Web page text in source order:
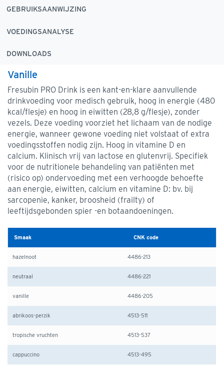
GEBRUIKSAANWIJZING
VOEDINGSANALYSE
DOWNLOADS
Vanille
Fresubin PRO Drink is een kant-en-klare aanvullende
drinkvoeding voor medisch gebruik, hoog in energie (480
kcal/flesje) en hoog in eiwitten (28,8 g/flesje), zonder
vezels. Deze voeding voorziet het lichaam van de nodige
energie, wanneer gewone voeding niet volstaat of extra
voedingsstoffen nodig zijn. Hoog in vitamine D en
calcium. Klinisch vrij van lactose en glutenvrij. Specifiek
voor de nutritionele behandeling van patiënten met
(risico op) ondervoeding met een verhoogde behoefte
aan energie, eiwitten, calcium en vitamine D: bv. bij
sarcopenie, kanker, broosheid (frailty) of
leeftijdsgebonden spier -en botaandoeningen.
Smaak CNK code
hazelnoot 4486-213
neutraal 4486-221
vanille 4486-205
abrikoos-perzik 4513-511
tropische vruchten 4513-537
cappuccino 4513-495